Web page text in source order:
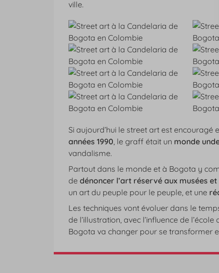
ville.
Si aujourd’hui le street art est
années 1990 , le graff était un monde
vandalisme.
Partout dans le monde et à Bogota y
de dénoncer l’art réservé aux musées
un art du peuple pour le peuple, et une
Les techniques vont évoluer dans le
de l’illustration, avec l’influence de
Bogota va changer pour se transformer